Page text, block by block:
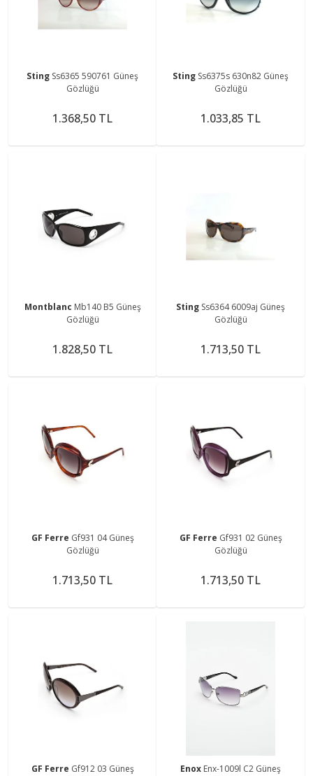
Sting Ss6365 590761 Güneş
Gözlüğü
1.368,50 TL
Sting Ss6375s 630n82 Güneş
Gözlüğü
1.033,85 TL
Montblanc Mb140 B5 Güneş
Gözlüğü
1.828,50 TL
Sting Ss6364 6009aj Güneş
Gözlüğü
1.713,50 TL
GF Ferre Gf931 04 Güneş
Gözlüğü
1.713,50 TL
GF Ferre Gf931 02 Güneş
Gözlüğü
1.713,50 TL
GF Ferre Gf912 03 Güneş
Enox Enx-1009l C2 Güneş